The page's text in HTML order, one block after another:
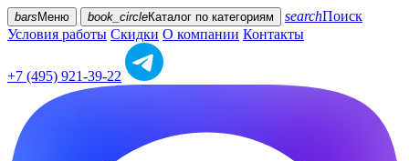
bars Меню book_circleКаталог по категориям searchПоиск
Условия работы Скидки О компании Контакты
+7 (495) 921-39-22